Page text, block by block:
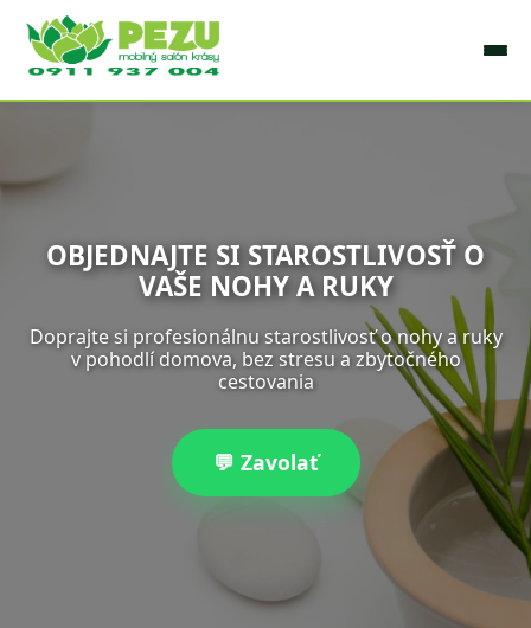
OBJEDNAJTE SI STAROSTLIVOSŤ O
VAŠE NOHY A RUKY
Doprajte si profesionálnu starostlivosť o nohy a ruky
v pohodlí domova, bez stresu a zbytočného
cestovania
💬 Zavolať